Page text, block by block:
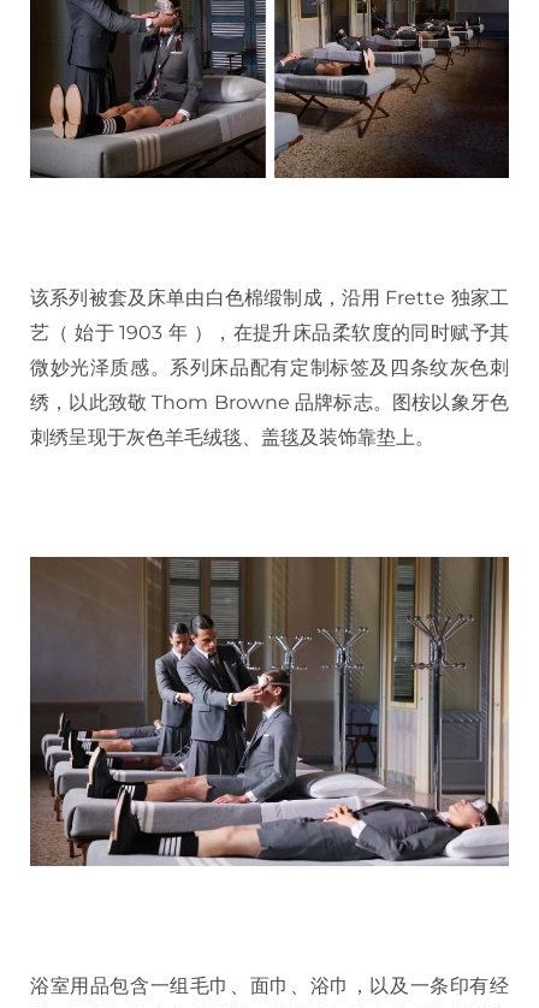
该系列被套及床单由白色棉缎制成，沿用 Frette 独家工
艺（ 始于 1903 年 ），在提升床品柔软度的同时赋予其
微妙光泽质感。系列床品配有定制标签及四条纹灰色刺
绣，以此致敬 Thom Browne 品牌标志。图桉以象牙色
刺绣呈现于灰色羊毛绒毯、盖毯及装饰靠垫上。
浴室用品包含一组毛巾、面巾、浴巾，以及一条印有经